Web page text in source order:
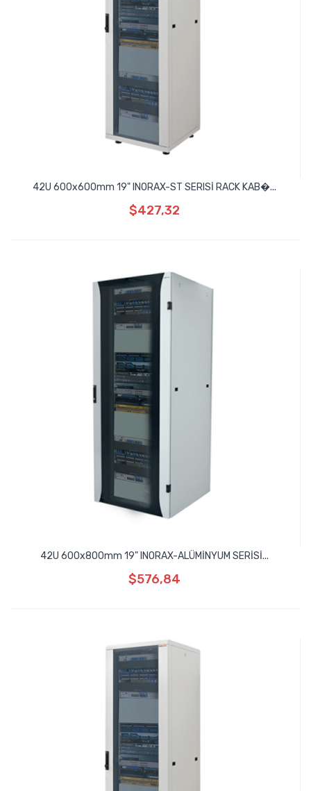
42U 600x600mm 19" INORAX-ST SERISİ RACK KAB�...
$427,32
42U 600x800mm 19" INORAX-ALÜMİNYUM SERİSİ...
$576,84